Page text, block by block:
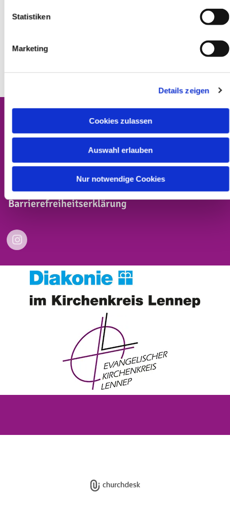
Statistiken
Marketing
Details zeigen
Cookies zulassen
Auswahl erlauben
Nur notwendige Cookies
Impressum
Datenschutzerklärung
Barrierefreiheitserklärung